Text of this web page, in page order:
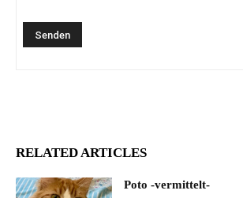
RELATED ARTICLES
Poto -vermittelt-